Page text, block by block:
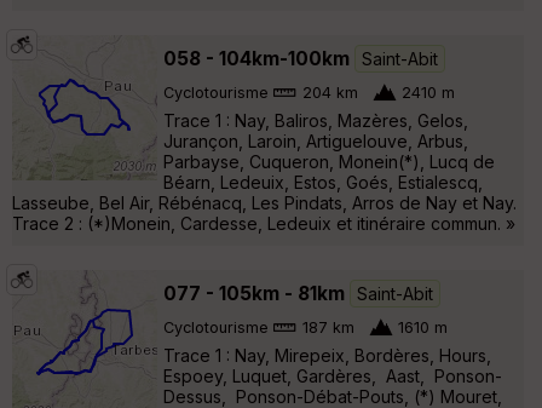
058 - 104km-100km Saint-Abit
Cyclotourisme 204 km 2410 m
Trace 1 : Nay, Baliros, Mazères, Gelos,
Jurançon, Laroin, Artiguelouve, Arbus,
Parbayse, Cuqueron, Monein(*), Lucq de
Béarn, Ledeuix, Estos, Goés, Estialescq,
Lasseube, Bel Air, Rébénacq, Les Pindats, Arros de Nay et Nay.
Trace 2 : (*)Monein, Cardesse, Ledeuix et itinéraire commun. »
077 - 105km - 81km Saint-Abit
Cyclotourisme 187 km 1610 m
Trace 1 : Nay, Mirepeix, Bordères, Hours,
Espoey, Luquet, Gardères, Aast, Ponson-
Dessus, Ponson-Débat-Pouts, (*) Mouret,